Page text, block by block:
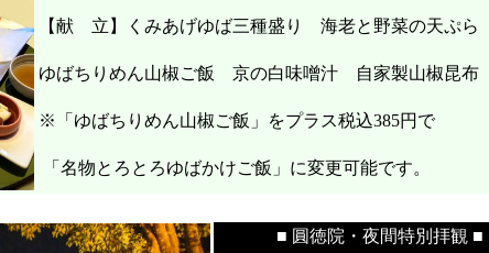
【献 立】くみあげゆば三種盛り 海老と野菜の天ぷら
ゆばちりめん山椒ご飯 京の白味噌汁 自家製山椒昆布
※「ゆばちりめん山椒ご飯」をプラス税込385円で
「名物とろとろゆばかけご飯」に変更可能です。
■ 圓徳院・ 夜間特別拝観 ■